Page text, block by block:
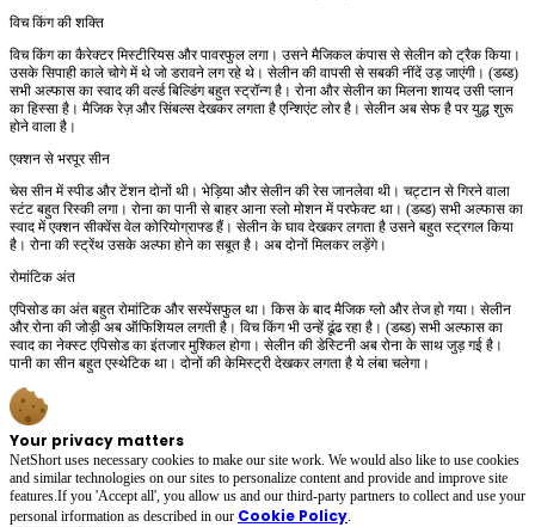
विच किंग की शक्ति
विच किंग का कैरेक्टर मिस्टीरियस और पावरफुल लगा। उसने मैजिकल कंपास से सेलीन को ट्रैक किया।
उसके सिपाही काले चोगे में थे जो डरावने लग रहे थे। सेलीन की वापसी से सबकी नींदें उड़ जाएंगी। (डब्ड)
सभी अल्फास का स्वाद की वर्ल्ड बिल्डिंग बहुत स्ट्रॉन्ग है। रोना और सेलीन का मिलना शायद उसी प्लान
का हिस्सा है। मैजिक रेज़ और सिंबल्स देखकर लगता है एन्शिएंट लोर है। सेलीन अब सेफ है पर युद्ध शुरू
होने वाला है।
एक्शन से भरपूर सीन
चेस सीन में स्पीड और टेंशन दोनों थी। भेड़िया और सेलीन की रेस जानलेवा थी। चट्टान से गिरने वाला
स्टंट बहुत रिस्की लगा। रोना का पानी से बाहर आना स्लो मोशन में परफेक्ट था। (डब्ड) सभी अल्फास का
स्वाद में एक्शन सीक्वेंस वेल कोरियोग्राफ्ड हैं। सेलीन के घाव देखकर लगता है उसने बहुत स्ट्रगल किया
है। रोना की स्ट्रेंथ उसके अल्फा होने का सबूत है। अब दोनों मिलकर लड़ेंगे।
रोमांटिक अंत
एपिसोड का अंत बहुत रोमांटिक और सस्पेंसफुल था। किस के बाद मैजिक ग्लो और तेज हो गया। सेलीन
और रोना की जोड़ी अब ऑफिशियल लगती है। विच किंग भी उन्हें ढूंढ रहा है। (डब्ड) सभी अल्फास का
स्वाद का नेक्स्ट एपिसोड का इंतजार मुश्किल होगा। सेलीन की डेस्टिनी अब रोना के साथ जुड़ गई है।
पानी का सीन बहुत एस्थेटिक था। दोनों की केमिस्ट्री देखकर लगता है ये लंबा चलेगा।
Your privacy matters
NetShort uses necessary cookies to make our site work. We would also like to use cookies
and similar technologies on our sites to personalize content and provide and improve site
features.If you 'Accept all', you allow us and our third-party partners to collect and use your
personal irformation as described in our Cookie Policy.